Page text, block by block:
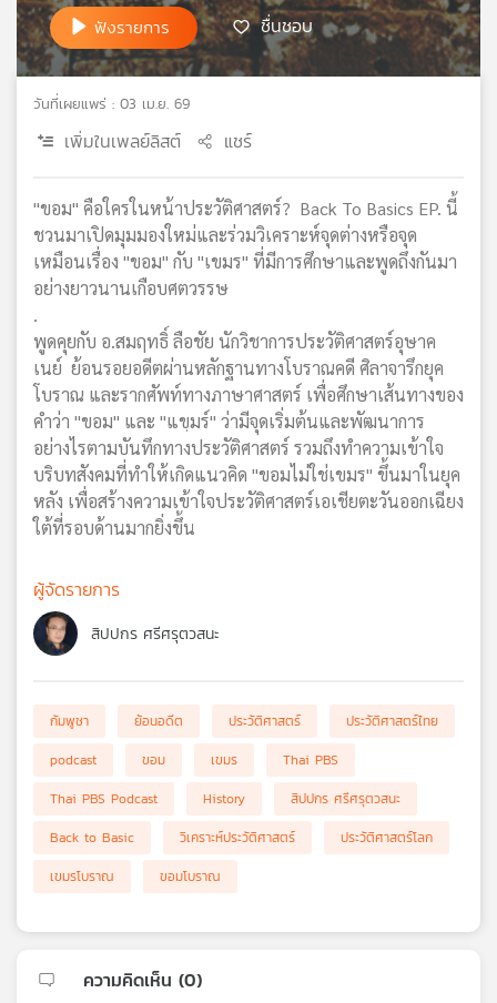
แผนที่
วิทยุ
ข่าย
ฟังรายการ ชื่นชอบ
วันที่เผยแพร่ : 03 เม.ย. 69
เพิ่มในเพลย์ลิสต์ แชร์
"ขอม" คือใครในหน้าประวัติศาสตร์? Back To Basics EP. นี้
ชวนมาเปิดมุมมองใหม่และร่วมวิเคราะห์จุดต่างหรือจุด
เหมือนเรื่อง "ขอม" กับ "เขมร" ที่มีการศึกษาและพูดถึงกันมา
อย่างยาวนานเกือบศตวรรษ
.
พูดคุยกับ อ.สมฤทธิ์ ลือชัย นักวิชาการประวัติศาสตร์อุษาค
เนย์ ย้อนรอยอดีตผ่านหลักฐานทางโบราณคดี ศิลาจารึกยุค
โบราณ และรากศัพท์ทางภาษาศาสตร์ เพื่อศึกษาเส้นทางของ
คำว่า "ขอม" และ "แขฺมร์" ว่ามีจุดเริ่มต้นและพัฒนาการ
อย่างไรตามบันทึกทางประวัติศาสตร์ รวมถึงทำความเข้าใจ
บริบทสังคมที่ทำให้เกิดแนวคิด "ขอมไม่ใช่เขมร" ขึ้นมาในยุค
หลัง เพื่อสร้างความเข้าใจประวัติศาสตร์เอเชียตะวันออกเฉียง
ใต้ที่รอบด้านมากยิ่งขึ้น
ผู้จัดรายการ
สิปปกร ศรีศรุตวสนะ
กัมพูชา ย้อนอดีต ประวัติศาสตร์
ประวัติศาสตร์ไทย
podcast
ขอม เขมร
Thai PBS
Thai PBS Podcast
History
สิปปกร ศรีศรุตวสนะ
Back to Basic
วิเคราะห์ประวัติศาสตร์
ประวัติศาสตร์โลก
เขมรโบราณ
ขอมโบราณ
ความคิดเห็น (0)